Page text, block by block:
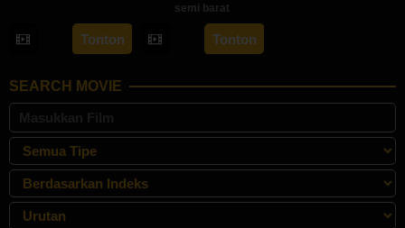
rebahan21
Tonton
semi barat
Tonton
SEARCH MOVIE